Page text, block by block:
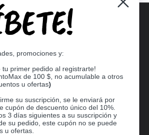
promociones y:
tu primer pedido al registrarte!
de 100 $, no acumulable a otros
u ofertas)
su suscripción, se le enviará por
cupón de descuento único del 10%.
3 días siguientes a su suscripción y
su pedido, este cupón no se puede
u ofertas.